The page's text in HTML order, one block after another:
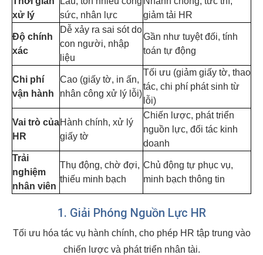
xử lý
sức, nhân lực
giảm tải HR
Độ chính
xác
Dễ xảy ra sai sót do
con người, nhập
liệu
Gần như tuyệt đối, tính
toán tự động
Chi phí
vận hành
Cao (giấy tờ, in ấn,
nhân công xử lý lỗi)
Tối ưu (giảm giấy tờ, thao
tác, chi phí phát sinh từ
lỗi)
Vai trò của
HR
Hành chính, xử lý
giấy tờ
Chiến lược, phát triển
nguồn lực, đối tác kinh
doanh
Trải
nghiệm
nhân viên
Thụ động, chờ đợi,
thiếu minh bạch
Chủ động tự phục vụ,
minh bạch thông tin
1. Giải Phóng Nguồn Lực HR
Tối ưu hóa tác vụ hành chính, cho phép HR tập trung vào
chiến lược và phát triển nhân tài.